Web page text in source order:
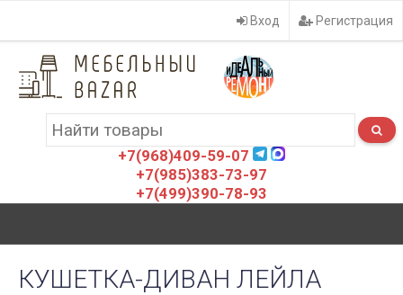
Вход Регистрация
+7(968)409-59-07
+7(985)383-73-97
+7(499)390-78-93
КУШЕТКА-ДИВАН ЛЕЙЛА